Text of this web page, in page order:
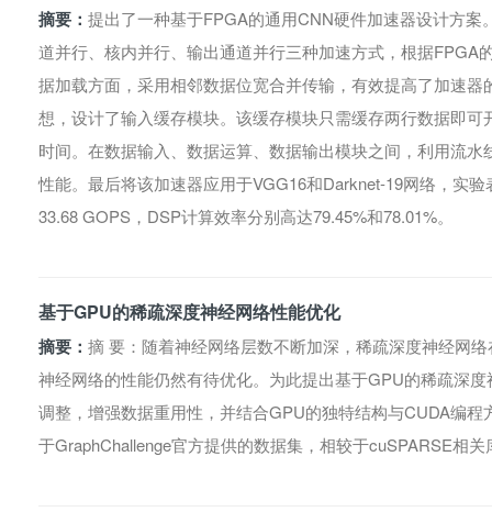
摘要： 提出了一种基于FPGA的通用CNN硬件加速器设计方
道并行、核内并行、输出通道并行三种加速方式，根据FPGA
据加载方面，采用相邻数据位宽合并传输，有效提高了加速
想，设计了输入缓存模块。该缓存模块只需缓存两行数据即
时间。在数据输入、数据运算、数据输出模块之间，利用流
性能。最后将该加速器应用于VGG16和Darknet-19网络，实
33.68 GOPS，DSP计算效率分别高达79.45%和78.01%。
基于GPU的稀疏深度神经网络性能优化
摘要： 摘 要：随着神经网络层数不断加深，稀疏深度神经网
神经网络的性能仍然有待优化。为此提出基于GPU的稀疏深
调整，增强数据重用性，并结合GPU的独特结构与CUDA编
于GraphChallenge官方提供的数据集，相较于cuSPARSE相